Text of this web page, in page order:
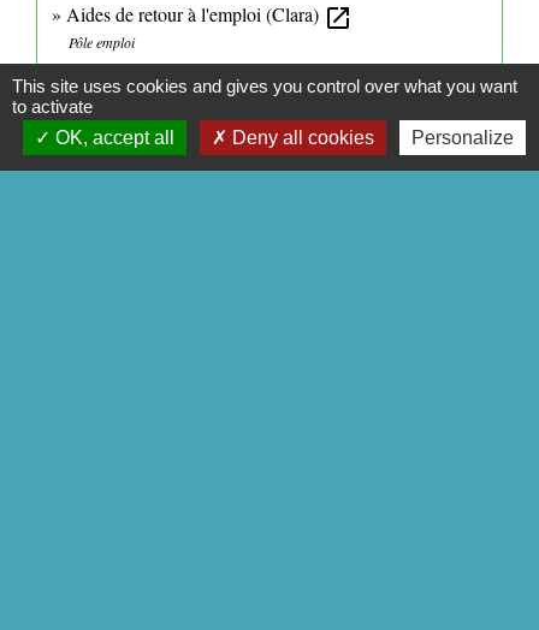
Aides de retour à l'emploi (Clara) open_in_new
Pôle emploi
This site uses cookies and gives you control over what you want
to activate
OK, accept all
Deny all cookies Personalize